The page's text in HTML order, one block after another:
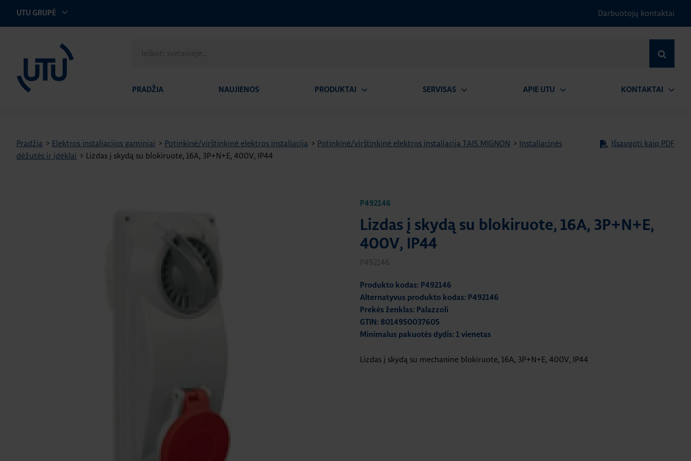
UTU GRUPĖ Darbuotojų kontaktai
svetainėje
PRADŽIA NAUJIENOS PRODUKTAI SERVISAS APIE UTU KONTAKTAI
Pradžia > Elektros instaliacijos gaminiai > Potinkinė/virštinkinė elektros instaliacija > Potinkinė/virštinkinė elektros instaliacija TAIS MIGNON > Instaliacinės
dėžutės ir įdėklai > Lizdas į skydą su blokiruote, 16A, 3P+N+E, 400V, IP44
Išsaugoti kaip PDF
P492146
Lizdas į skydą su blokiruote, 16A, 3P+N+E,
400V, IP44
P492146
Produkto kodas: P492146
Alternatyvus produkto kodas: P492146
Prekės ženklas: Palazzoli
GTIN: 8014950037605
Minimalus pakuotės dydis: 1 vienetas
Lizdas į skydą su mechanine blokiruote, 16A, 3P+N+E, 400V, IP44